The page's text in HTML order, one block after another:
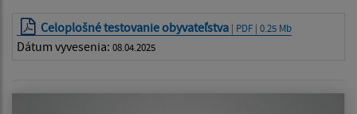
Celoplošné testovanie obyvateľstva | PDF | 0.25 Mb
Dátum vyvesenia: 08.04.2025